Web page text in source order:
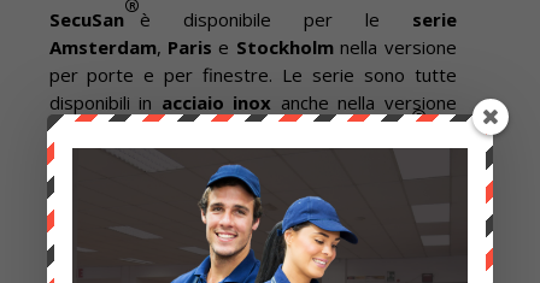
SecuSan
è disponibile per le serie
Amsterdam, Paris e Stockholmnella versione
per porte e per finestre. Le serie sono tutte
disponibili in acciaio inox anche nella versione
antipanicoe antincendio . SecuSan
®
non
richiede manutenzione ed è adatta ad un uso
prolungato.
CHIEDI INFORMAZIONI